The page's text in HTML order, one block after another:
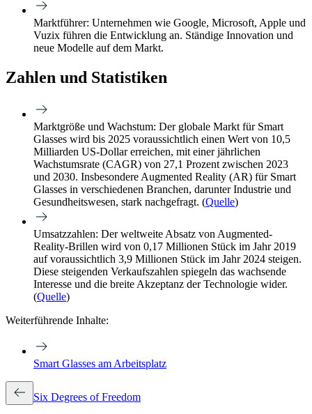
Marktführer: Unternehmen wie Google, Microsoft, Apple und
Vuzix führen die Entwicklung an. Ständige Innovation und
neue Modelle auf dem Markt.
Zahlen und Statistiken
Marktgröße und Wachstum: Der globale Markt für Smart
Glasses wird bis 2025 voraussichtlich einen Wert von 10,5
Milliarden US-Dollar erreichen, mit einer jährlichen
Wachstumsrate (CAGR) von 27,1 Prozent zwischen 2023
und 2030. Insbesondere Augmented Reality (AR) für Smart
Glasses in verschiedenen Branchen, darunter Industrie und
Gesundheitswesen, stark nachgefragt. (Quelle)
Umsatzzahlen: Der weltweite Absatz von Augmented-
Reality-Brillen wird von 0,17 Millionen Stück im Jahr 2019
auf voraussichtlich 3,9 Millionen Stück im Jahr 2024 steigen.
Diese steigenden Verkaufszahlen spiegeln das wachsende
Interesse und die breite Akzeptanz der Technologie wider.
(Quelle)
Weiterführende Inhalte:
Smart Glasses am Arbeitsplatz
Six Degrees of Freedom